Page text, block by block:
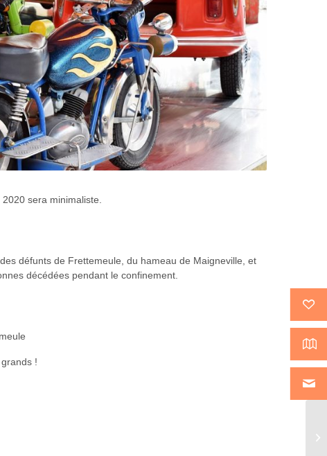
sera minimaliste.
défunts de Frettemeule, du hameau de Maigneville, et
décédées pendant le confinement.
!